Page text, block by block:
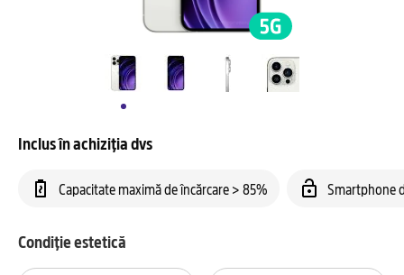
Inclus în achiziția dvs
Capacitate maximă de încărcare > 85% Smartphone
Condiție estetică